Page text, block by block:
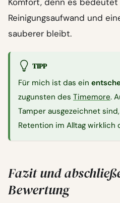
Reinigungsaufwand und
sauberer bleibt.
TIPP
Für mich ist das ein
zugunsten des Timemore.
Tamper ausgezeichnet
Retention im Alltag wirklich
Fazit und
Bewertung